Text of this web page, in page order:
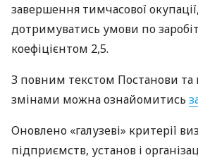
завершення тимчасової
дотримуватись умови по
коефіцієнтом 2,5.
З повним текстом Постанови та
змінами можна ознайомитись
Оновлено «галузеві» критерії
підприємств, установ і